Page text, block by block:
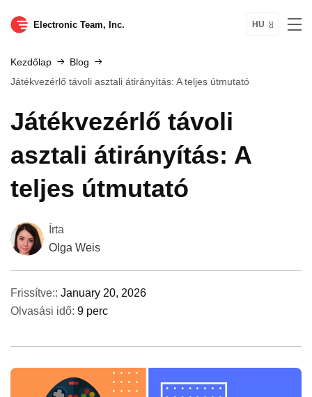
Electronic Team, Inc. HU
Kezdőlap
Blog
Játékvezérlő távoli asztali átirányítás: A teljes útmutató
Játékvezérlő távoli
asztali átirányítás: A
teljes útmutató
Írta
Olga Weis
Frissítve:: January 20, 2026
Olvasási idő: 9 perc